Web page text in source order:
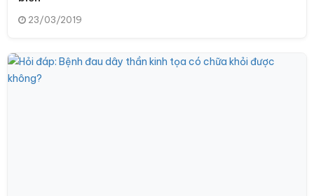
23/03/2019